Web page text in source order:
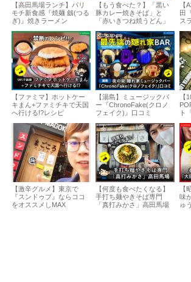
【高田馬場ランチ】パリ
モチ新食感『焼麺 劔(つる
ぎ)』焼きラーメン
【もう食べた？】「黒い
豚カレー焼きそば」と
「赤いきつね焼うどん」
【
田
ス
【ファミマ】ホットケー
キまん+ファミチキで天国
へ行ける!?レシピ
【湯島】ミュージックバ
ー『ChronoFake(クロノ
フェイク)』口コミ
【
ト
【激辛グルメ】東京で
『スンドゥブ』ならココ
をオススメしMAX
【何度も食べたくなる】
手打ち麺やきそば専門
「真打みかさ」高田馬場
【
味
ゅ